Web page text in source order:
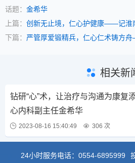
话题： 金希华
上篇： 创新无止境，仁心护健康——记淮
下篇： 严管厚爱锻精兵，仁心仁术铸方
相关新
钻研“心”术，让治疗与沟通为康
心内科副主任金希华
2023-08-16 15:40:49 306 次
24小时服务电话： 0554-6895999